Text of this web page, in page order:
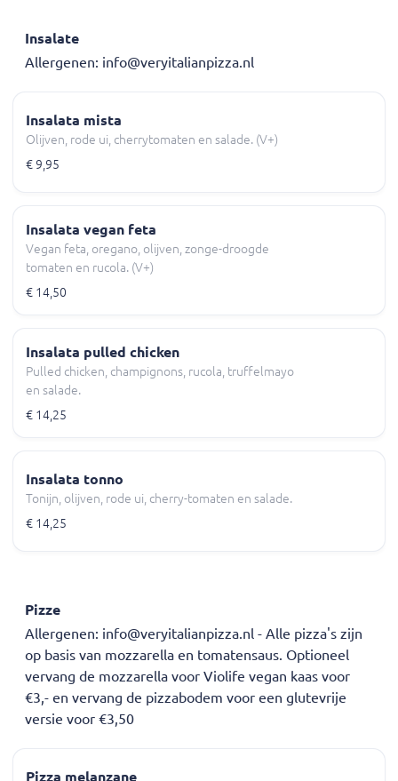
Insalate
Allergenen: info@veryitalianpizza.nl
Insalata mista
Olijven, rode ui, cherrytomaten en salade. (V+)
€ 9,95
Insalata vegan feta
Vegan feta, oregano, olijven, zonge-droogde
tomaten en rucola. (V+)
€ 14,50
Insalata pulled chicken
Pulled chicken, champignons, rucola, truffelmayo
en salade.
€ 14,25
Insalata tonno
Tonijn, olijven, rode ui, cherry-tomaten en salade.
€ 14,25
Pizze
Allergenen: info@veryitalianpizza.nl - Alle pizza's zijn
op basis van mozzarella en tomatensaus. Optioneel
vervang de mozzarella voor Violife vegan kaas voor
€3,- en vervang de pizzabodem voor een glutevrije
versie voor €3,50
Pizza melanzane